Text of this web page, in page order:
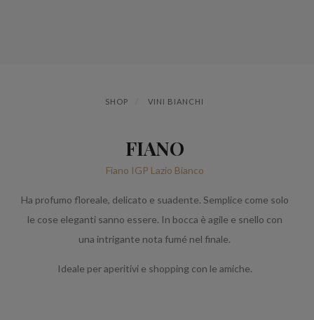
SHOP VINI BIANCHI
FIANO
Fiano IGP Lazio Bianco
Ha profumo floreale, delicato e suadente. Semplice come solo
le cose eleganti sanno essere. In bocca è agile e snello con
una intrigante nota fumé nel finale.
Ideale per aperitivi e shopping con le amiche.